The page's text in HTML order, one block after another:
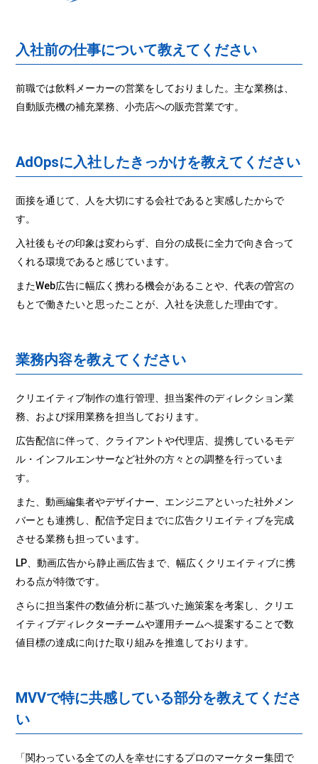
入社前の仕事について教えてください
前職では飲料メーカーの営業をしておりました。主な業務は、
自動販売機の補充業務、小売店への販売営業です。
AdOpsに入社したきっかけを教えてください
面接を通じて、人を大切にする会社であると実感したからで
す。
入社後もその印象は変わらず、自分の成長に全力で向き合って
くれる環境であると感じています。
またWeb広告に幅広く携わる機会があることや、代表の曽宮の
もとで働きたいと思ったことが、入社を決意した理由です。
業務内容を教えてください
クリエイティブ制作の進行管理、担当案件のディレクション業
務、および採用業務を担当しております。
広告配信に伴って、クライアントや代理店、提携しているモデ
ル・インフルエンサーなど社外の方々との調整を行っていま
す。
また、動画編集者やデザイナー、エンジニアといった社外メン
バーとも連携し、配信予定日までに広告クリエイティブを完成
させる業務も担っています。
LP、動画広告から静止画広告まで、幅広くクリエイティブに携
わる点が特徴です。
さらに担当案件の数値分析に基づいた施策案を考案し、クリエ
イティブディレクターチームや運用チームへ提案することで数
値目標の達成に向けた取り組みを推進しております。
MVVで特に共感している部分を教えてくださ
い
「関わっている全ての人を幸せにするプロのマーケター集団で